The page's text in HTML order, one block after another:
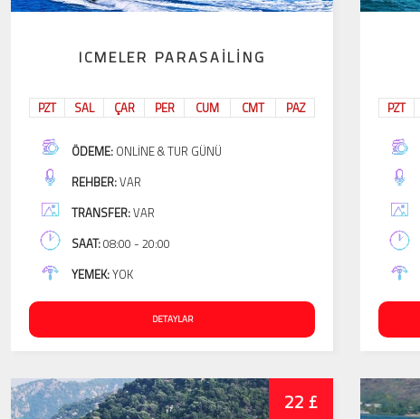
ICMELER PARASAILING
PZT SAL ÇAR PER CUM CMT PAZ
ÖDEME: ONLINE & TUR GÜNÜ
REHBER:VAR
TRANSFER:VAR
SAAT:08:00 - 20:00
YEMEK:YOK
DETAYLAR
PZT
22 £